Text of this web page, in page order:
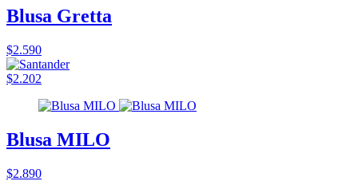
Blusa Gretta
$2.590
$2.202
Blusa MILO
$2.890